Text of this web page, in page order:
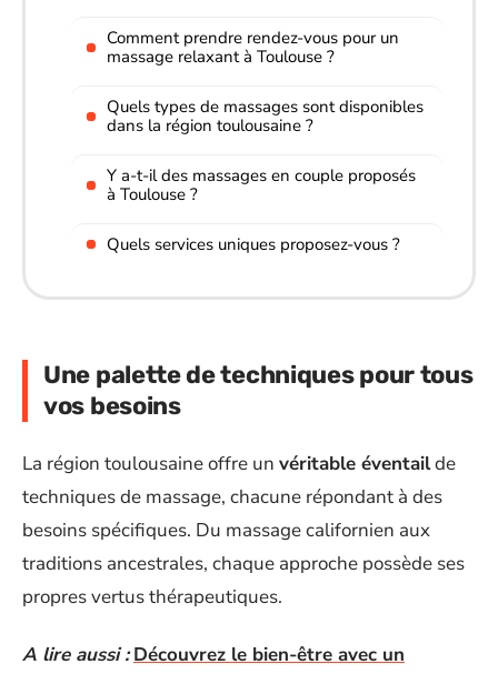
Comment prendre rendez-vous pour un
massage relaxant à Toulouse ?
Quels types de massages sont disponibles
dans la région toulousaine ?
Y a-t-il des massages en couple proposés
à Toulouse ?
Quels services uniques proposez-vous ?
Une palette de techniques pour tous
vos besoins
La région toulousaine offre un véritable éventailde
techniques de massage, chacune répondant à des
besoins spécifiques. Du massage californien aux
traditions ancestrales, chaque approche possède ses
propres vertus thérapeutiques.
A lire aussi : Découvrez le bien-être avec un